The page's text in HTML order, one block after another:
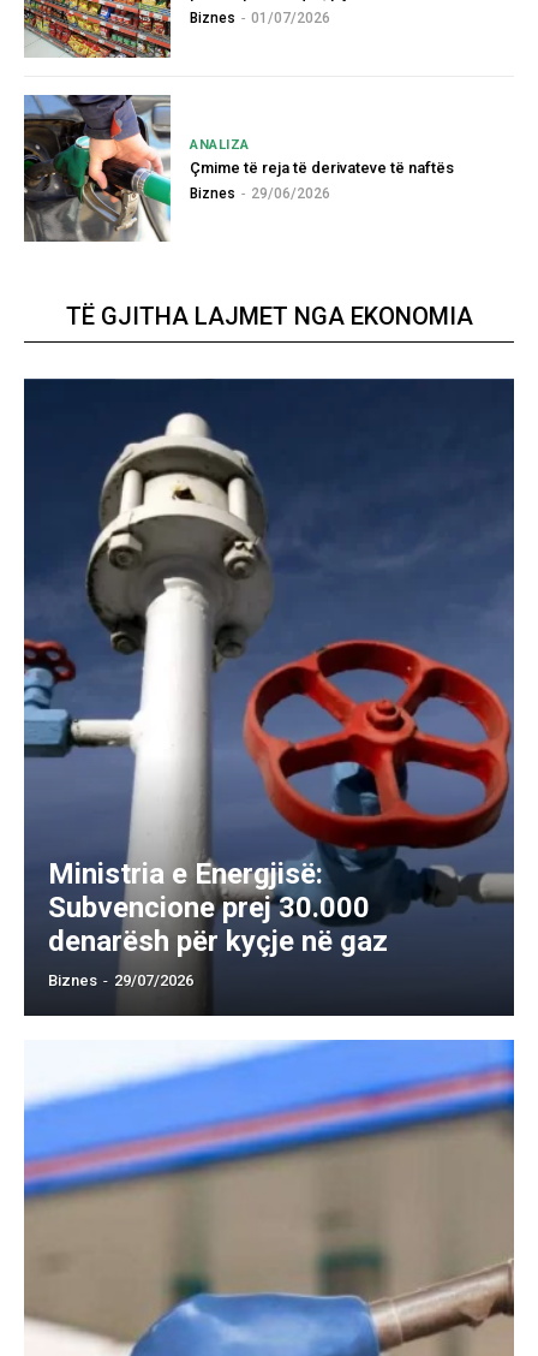
Biznes - 01/07/2026
ANALIZA
Çmime të reja të derivateve të naftës
Biznes - 29/06/2026
TË GJITHA LAJMET NGA EKONOMIA
Ministria e Energjisë:
Subvencione prej 30.000
denarësh për kyçje në gaz
Biznes - 29/07/2026